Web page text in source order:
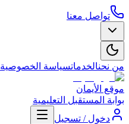
تواصل معنا
من نحنالخدماتسياسة الخصوصية
موقع الأيمان
بوابة المستقبل التعليمية
دخول / تسجيل